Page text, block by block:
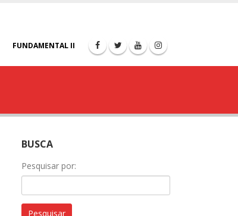
FUNDAMENTAL II
BUSCA
Pesquisar por: